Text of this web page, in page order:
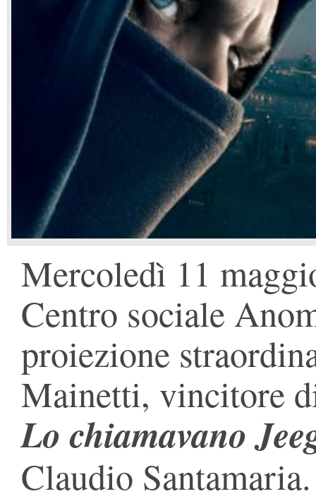
Mercoledì 11
Centro sociale
proiezione
Mainetti, vincitore
Lo chiamavano
Claudio Santamaria.